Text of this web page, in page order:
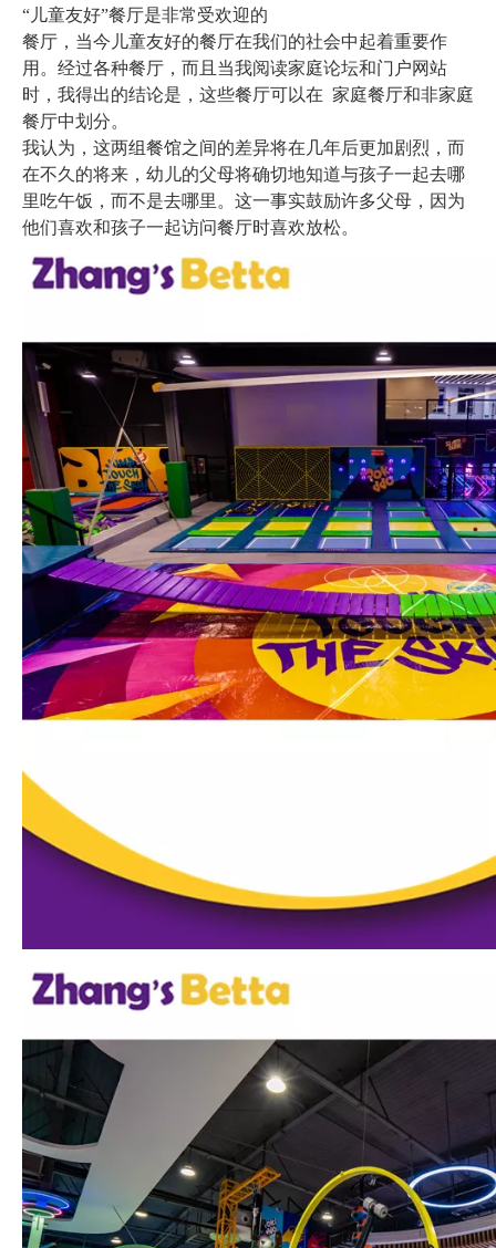
“儿童友好”餐厅是非常受欢迎的
餐厅，当今儿童友好的餐厅在我们的社会中起着重要作
用。经过各种餐厅，而且当我阅读家庭论坛和门户网站
时，我得出的结论是，这些餐厅可以在 家庭餐厅和非家庭
餐厅中划分。
我认为，这两组餐馆之间的差异将在几年后更加剧烈，而
在不久的将来，幼儿的父母将确切地知道与孩子一起去哪
里吃午饭，而不是去哪里。这一事实鼓励许多父母，因为
他们喜欢和孩子一起访问餐厅时喜欢放松。